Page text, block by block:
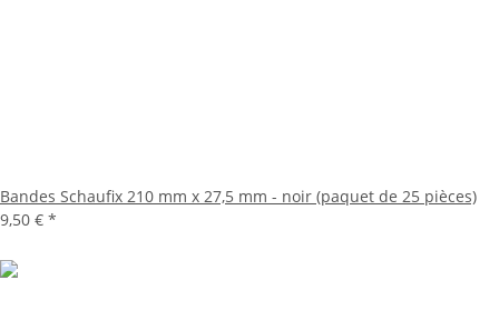
Bandes Schaufix 210 mm x 27,5 mm - noir (paquet de 25 pièces)
9,50 € *